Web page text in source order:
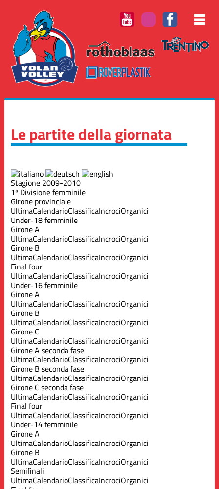
Le partite della giornata
Stagione 2009-2010
1ª Divisione femminile
Girone provinciale
UltimaCalendarioClassificaIncrociOrganici
Under-18 femminile
Girone A
UltimaCalendarioClassificaIncrociOrganici
Girone B
UltimaCalendarioClassificaIncrociOrganici
Final four
UltimaCalendarioClassificaIncrociOrganici
Under-16 femminile
Girone A
UltimaCalendarioClassificaIncrociOrganici
Girone B
UltimaCalendarioClassificaIncrociOrganici
Girone C
UltimaCalendarioClassificaIncrociOrganici
Girone A seconda fase
UltimaCalendarioClassificaIncrociOrganici
Girone B seconda fase
UltimaCalendarioClassificaIncrociOrganici
Girone C seconda fase
UltimaCalendarioClassificaIncrociOrganici
Final four
UltimaCalendarioClassificaIncrociOrganici
Under-14 femminile
Girone A
UltimaCalendarioClassificaIncrociOrganici
Girone B
UltimaCalendarioClassificaIncrociOrganici
Semifinali
UltimaCalendarioClassificaIncrociOrganici